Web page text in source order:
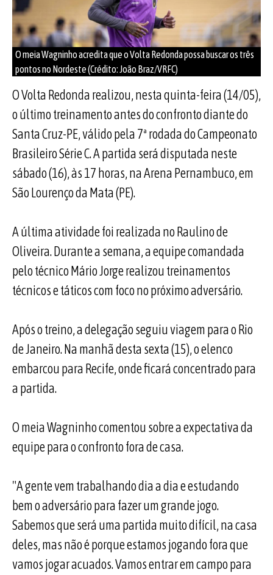
O meia Wagninho acredita que o Volta Redonda possa buscar os três
pontos no Nordeste (Crédito: João Braz/VRFC)
O Volta Redonda realizou, nesta quinta-feira (14/05),
o último treinamento antes do confronto diante do
Santa Cruz-PE, válido pela 7ª rodada do Campeonato
Brasileiro Série C. A partida será disputada neste
sábado (16), às 17 horas, na Arena Pernambuco, em
São Lourenço da Mata (PE).
A última atividade foi realizada no Raulino de
Oliveira. Durante a semana, a equipe comandada
pelo técnico Mário Jorge realizou treinamentos
técnicos e táticos com foco no próximo adversário.
Após o treino, a delegação seguiu viagem para o Rio
de Janeiro. Na manhã desta sexta (15), o elenco
embarcou para Recife, onde ficará concentrado para
a partida.
O meia Wagninho comentou sobre a expectativa da
equipe para o confronto fora de casa.
"A gente vem trabalhando dia a dia e estudando
bem o adversário para fazer um grande jogo.
Sabemos que será uma partida muito difícil, na casa
deles, mas não é porque estamos jogando fora que
vamos jogar acuados. Vamos entrar em campo para